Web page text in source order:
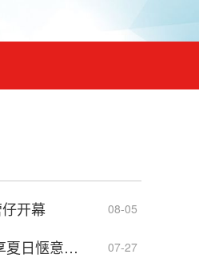
开幕 08-05
【暑假游廉江】邂逅营仔滨海诗意 畅享夏日惬意时光 07-27